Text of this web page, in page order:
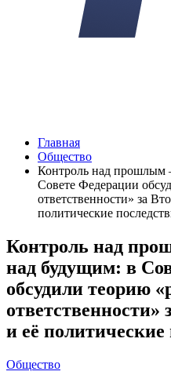
Главная
Общество
Контроль над прошлым
Совете Федерации
ответственности» за
политические
Контроль над
над будущим: в
обсудили теорию
и её политические
Общество